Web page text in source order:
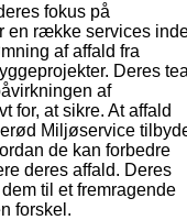
fokus på
en række services
af affald fra
Deres
af
for, at sikre. At affald
Miljøservice
de kan forbedre
deres affald. Deres
til et fremragende
forskel.